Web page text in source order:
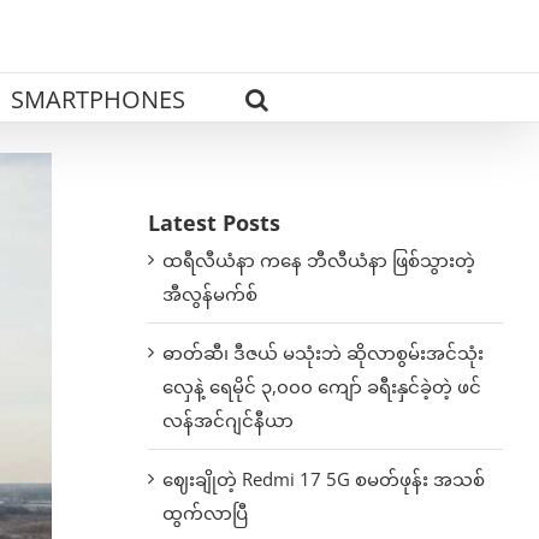
SMARTPHONES
Latest Posts
ထရီလီယံနာ ကနေ ဘီလီယံနာ ဖြစ်သွားတဲ့
အီလွန်မက်စ်
ဓာတ်ဆီ၊ ဒီဇယ် မသုံးဘဲ ဆိုလာစွမ်းအင်သုံး
လှေနဲ့ ရေမိုင် ၃,၀၀၀ ကျော် ခရီးနှင်ခဲ့တဲ့ ဖင်
လန်အင်ဂျင်နီယာ
ဈေးချိုတဲ့ Redmi 17 5G စမတ်ဖုန်း အသစ်
ထွက်လာပြီ